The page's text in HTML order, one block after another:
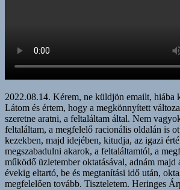
2022.08.14. Kérem, ne küldjön emailt, hiába
Látom és értem, hogy a megkönnyített
szeretne aratni, a feltaláltam által. Nem
feltaláltam, a megfelelő racionális oldalán is
kezekben, majd idejében, kitudja, az igazi
megszabadulni akarok, a feltaláltamtól, a
működő üzletember oktatásával, adnám majd
évekig eltartó, be és megtanítási idő után,
megfelelően tovább. Tiszteletem. Heringes